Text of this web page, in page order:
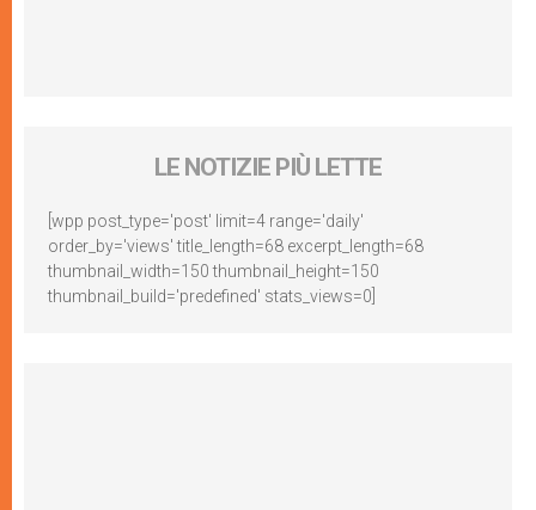
LE NOTIZIE PIÙ LETTE
[wpp post_type='post' limit=4 range='daily'
order_by='views' title_length=68 excerpt_length=68
thumbnail_width=150 thumbnail_height=150
thumbnail_build='predefined' stats_views=0]